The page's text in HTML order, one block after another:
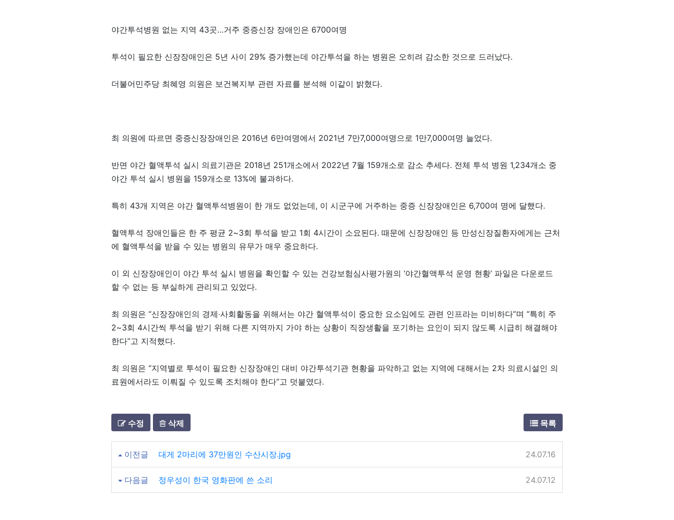
야간투석병원 없는 지역 43곳…거주 중증신장 장애인은 6700여명
투석이 필요한 신장장애인은 5년 사이 29% 증가했는데 야간투석을 하는 병원은 오히려 감소한 것으로 드러났다.
더불어민주당 최혜영 의원은 보건복지부 관련 자료를 분석해 이같이 밝혔다.
최 의원에 따르면 중증신장장애인은 2016년 6만여명에서 2021년 7만7,000여명으로 1만7,000여명 늘었다.
반면 야간 혈액투석 실시 의료기관은 2018년 251개소에서 2022년 7월 159개소로 감소 추세다. 전체 투석 병원 1,234개소 중
야간 투석 실시 병원을 159개소로 13%에 불과하다.
특히 43개 지역은 야간 혈액투석병원이 한 개도 없었는데, 이 시군구에 거주하는 중증 신장장애인은 6,700여 명에 달했다.
혈액투석 장애인들은 한 주 평균 2~3회 투석을 받고 1회 4시간이 소요된다. 때문에 신장장애인 등 만성신장질환자에게는 근처
에 혈액투석을 받을 수 있는 병원의 유무가 매우 중요하다.
이 외 신장장애인이 야간 투석 실시 병원을 확인할 수 있는 건강보험심사평가원의 ‘야간혈액투석 운영 현황’ 파일은 다운로드
할 수 없는 등 부실하게 관리되고 있었다.
최 의원은 “신장장애인의 경제‧사회활동을 위해서는 야간 혈액투석이 중요한 요소임에도 관련 인프라는 미비하다”며 “특히 주
2~3회 4시간씩 투석을 받기 위해 다른 지역까지 가야 하는 상황이 직장생활을 포기하는 요인이 되지 않도록 시급히 해결해야
한다”고 지적했다.
최 의원은 “지역별로 투석이 필요한 신장장애인 대비 야간투석기관 현황을 파악하고 없는 지역에 대해서는 2차 의료시설인 의
료원에서라도 이뤄질 수 있도록 조치해야 한다”고 덧붙였다.
수정 삭제 목록
이전글 대게 2마리에 37만원인 수산시장.jpg 24.07.16
다음글 정우성이 한국 영화판에 쓴 소리 24.07.12